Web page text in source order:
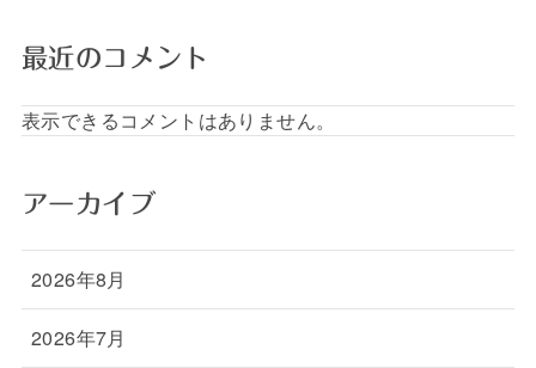
最近のコメント
表示できるコメントはありません。
アーカイブ
2026年8月
2026年7月